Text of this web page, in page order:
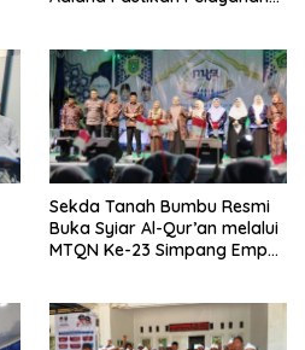
Sekda Tanah Bumbu Resmi
Buka Syiar Al-Qur’an melalui
MTQN Ke-23 Simpang Empat